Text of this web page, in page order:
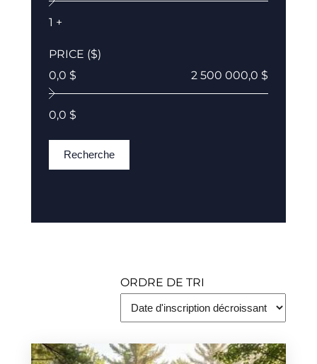
1 +
PRICE ($)
0,0 $
2 500 000,0 $
0,0 $
Recherche
ORDRE DE TRI